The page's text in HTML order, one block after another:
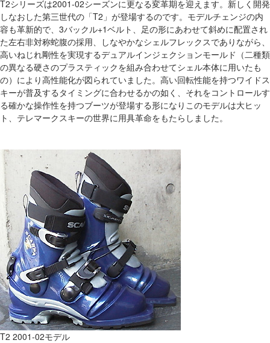
T2シリーズは2001-02シーズンに更なる変革期を迎えます。新しく開発
しなおした第三世代の「T2」が登場するのです。モデルチェンジの内
容も革新的で、3バックル+1ベルト、足の形にあわせて斜めに配置され
た左右非対称蛇腹の採用、しなやかなシェルフレックスでありながら、
高いねじれ剛性を実現するデュアルインジェクションモールド（二種類
の異なる硬さのプラスティックを組み合わせてシェル本体に用いたも
の）により高性能化が図られていました。高い回転性能を持つワイドス
キーが普及するタイミングに合わせるかの如く、それをコントロールす
る確かな操作性を持つブーツが登場する形になりこのモデルは大ヒッ
ト、テレマークスキーの世界に用具革命をもたらしました。
T2 2001-02モデル